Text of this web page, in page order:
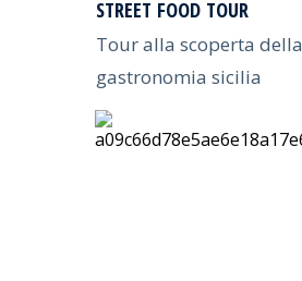
STREET FOOD TOUR
Tour alla scoperta della
gastronomia sicilia